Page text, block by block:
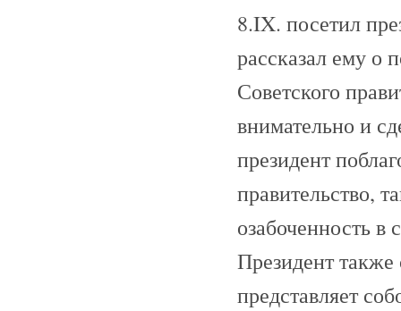
8.IX. посетил
рассказал ему о
Советского
внимательно и
президент
правительство,
озабоченность в
Президент
представляет